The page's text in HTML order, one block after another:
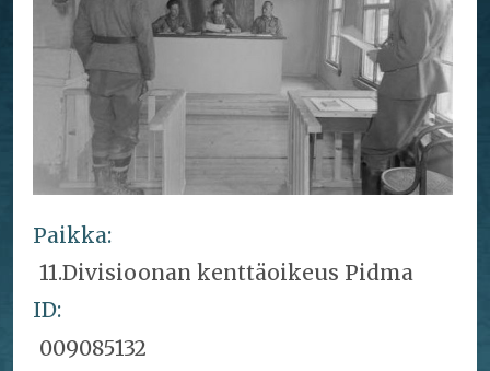
Paikka:
11.Divisioonan kenttäoikeus Pidma
ID:
009085132